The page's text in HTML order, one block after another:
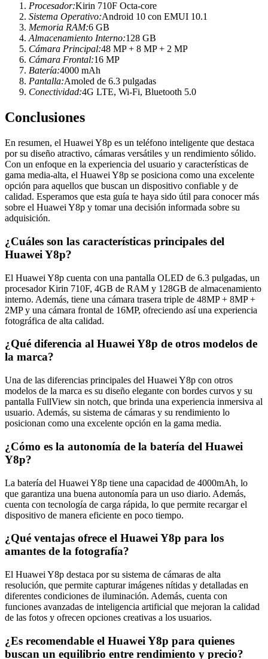
Procesador:Kirin 710F Octa-core
Sistema Operativo:Android 10 con EMUI 10.1
Memoria RAM:6 GB
Almacenamiento Interno:128 GB
Cámara Principal:48 MP + 8 MP + 2 MP
Cámara Frontal:16 MP
Batería:4000 mAh
Pantalla:Amoled de 6.3 pulgadas
Conectividad:4G LTE, Wi-Fi, Bluetooth 5.0
Conclusiones
En resumen, el Huawei Y8p es un teléfono inteligente que destaca
por su diseño atractivo, cámaras versátiles y un rendimiento sólido.
Con un enfoque en la experiencia del usuario y características de
gama media-alta, el Huawei Y8p se posiciona como una excelente
opción para aquellos que buscan un dispositivo confiable y de
calidad. Esperamos que esta guía te haya sido útil para conocer más
sobre el Huawei Y8p y tomar una decisión informada sobre su
adquisición.
¿Cuáles son las características principales del
Huawei Y8p?
El Huawei Y8p cuenta con una pantalla OLED de 6.3 pulgadas, un
procesador Kirin 710F, 4GB de RAM y 128GB de almacenamiento
interno. Además, tiene una cámara trasera triple de 48MP + 8MP +
2MP y una cámara frontal de 16MP, ofreciendo así una experiencia
fotográfica de alta calidad.
¿Qué diferencia al Huawei Y8p de otros modelos de
la marca?
Una de las diferencias principales del Huawei Y8p con otros
modelos de la marca es su diseño elegante con bordes curvos y su
pantalla FullView sin notch, que brinda una experiencia inmersiva al
usuario. Además, su sistema de cámaras y su rendimiento lo
posicionan como una excelente opción en la gama media.
¿Cómo es la autonomía de la batería del Huawei
Y8p?
La batería del Huawei Y8p tiene una capacidad de 4000mAh, lo
que garantiza una buena autonomía para un uso diario. Además,
cuenta con tecnología de carga rápida, lo que permite recargar el
dispositivo de manera eficiente en poco tiempo.
¿Qué ventajas ofrece el Huawei Y8p para los
amantes de la fotografía?
El Huawei Y8p destaca por su sistema de cámaras de alta
resolución, que permite capturar imágenes nítidas y detalladas en
diferentes condiciones de iluminación. Además, cuenta con
funciones avanzadas de inteligencia artificial que mejoran la calidad
de las fotos y ofrecen opciones creativas a los usuarios.
¿Es recomendable el Huawei Y8p para quienes
buscan un equilibrio entre rendimiento y precio?